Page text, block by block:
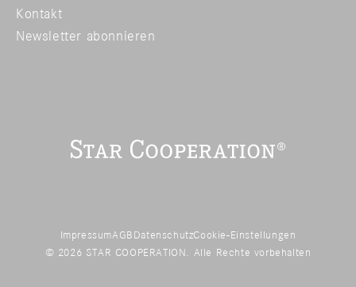
Kontakt
Newsletter abonnieren
ImpressumAGB DatenschutzCookie-Einstellungen
© 2026 STAR COOPERATION. Alle Rechte vorbehalten